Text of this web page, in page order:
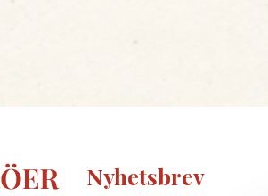
Nyhetsbrev